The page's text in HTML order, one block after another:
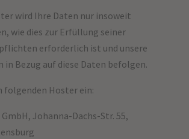
wird Ihre Daten nur insoweit
wie dies zur Erfüllung seiner
erforderlich ist und unsere
in Bezug auf diese Daten befolgen.
folgenden Hoster ein:
Johanna-Dachs-Str. 55,